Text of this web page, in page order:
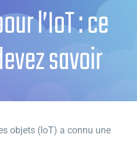
l’IoT : ce
savoir
objets (IoT) a connu une